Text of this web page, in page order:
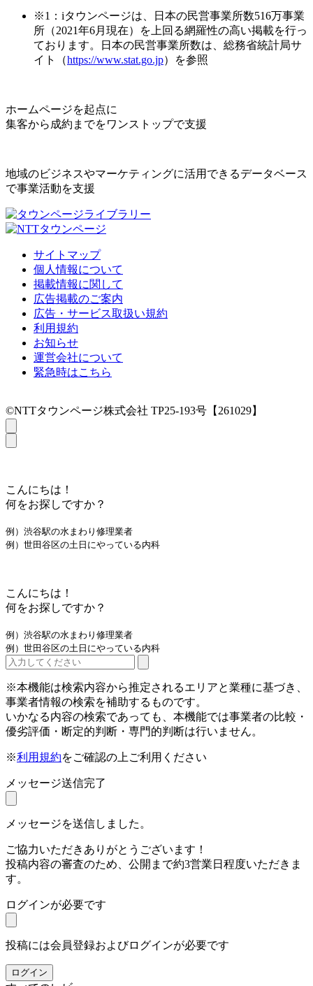
※1：iタウンページは、日本の民営事業所数516万事業
所（2021年6月現在）を上回る網羅性の高い掲載を行っ
ております。日本の民営事業所数は、総務省統計局サ
イト（https://www.stat.go.jp）を参照
ホームページを起点に
集客から成約までをワンストップで支援
地域のビジネスやマーケティングに活用できるデータベース
で事業活動を支援
サイトマップ
個人情報について
掲載情報に関して
広告掲載のご案内
広告・サービス取扱い規約
利用規約
お知らせ
運営会社について
緊急時はこちら
©NTTタウンページ株式会社 TP25-193号【261029】
こんにちは！
何をお探しですか？
例）渋谷駅の水まわり修理業者
例）世田谷区の土日にやっている内科
こんにちは！
何をお探しですか？
例）渋谷駅の水まわり修理業者
例）世田谷区の土日にやっている内科
※本機能は検索内容から推定されるエリアと業種に基づき、
事業者情報の検索を補助するものです。
いかなる内容の検索であっても、本機能では事業者の比較・
優劣評価・断定的判断・専門的判断は行いません。
※利用規約をご確認の上ご利用ください
メッセージ送信完了
メッセージを送信しました。
ご協力いただきありがとうございます！
投稿内容の審査のため、公開まで約3営業日程度いただきま
す。
ログインが必要です
投稿には会員登録およびログインが必要です
ログイン